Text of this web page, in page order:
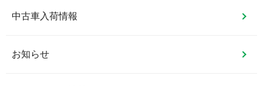
中古車入荷情報
お知らせ